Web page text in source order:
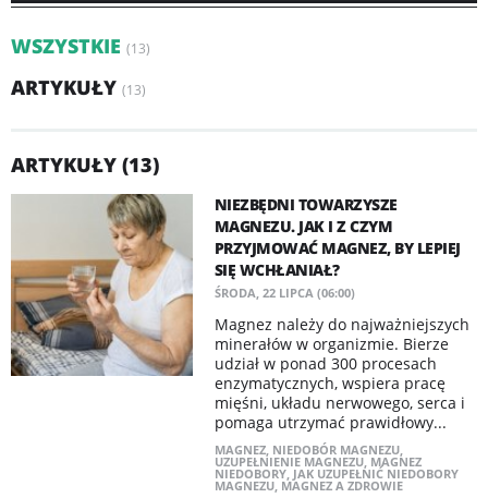
WSZYSTKIE (13)
ARTYKUŁY (13)
ARTYKUŁY (13)
NIEZBĘDNI TOWARZYSZE
MAGNEZU. JAK I Z CZYM
PRZYJMOWAĆ MAGNEZ, BY LEPIEJ
SIĘ WCHŁANIAŁ?
ŚRODA, 22 LIPCA (06:00)
Magnez należy do najważniejszych
minerałów w organizmie. Bierze
udział w ponad 300 procesach
enzymatycznych, wspiera pracę
mięśni, układu nerwowego, serca i
pomaga utrzymać prawidłowy...
MAGNEZ, NIEDOBÓR MAGNEZU,
UZUPEŁNIENIE MAGNEZU, MAGNEZ
NIEDOBORY, JAK UZUPEŁNIĆ NIEDOBORY
MAGNEZU, MAGNEZ A ZDROWIE